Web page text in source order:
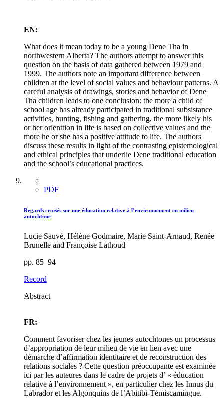
EN:
What does it mean today to be a young Dene Tha in
northwestern Alberta? The authors attempt to answer this
question on the basis of data gathered between 1979 and
1999. The authors note an important difference between
children at the level of social values and behaviour patterns. A
careful analysis of drawings, stories and behavior of Dene
Tha children leads to one conclusion: the more a child of
school age has already participated in traditional subsistance
activities, hunting, fishing and gathering, the more likely his
or her orienttion in life is based on collective values and the
more he or she has a positive attitude to life. The authors
discuss these results in light of the contrasting epistemological
and ethical principles that underlie Dene traditional education
and the school’s educational practices.
PDF
Regards croisés sur une éducation relative à l’environnement en milieu
autochtone
Lucie Sauvé, Hélène Godmaire, Marie Saint-Arnaud, Renée
Brunelle and Françoise Lathoud
pp. 85–94
Record
Abstract
FR:
Comment favoriser chez les jeunes autochtones un processus
d’appropriation de leur milieu de vie en lien avec une
démarche d’affirmation identitaire et de reconstruction des
relations sociales ? Cette question préoccupante est examinée
ici par les auteures dans le cadre de projets d’ « éducation
relative à l’environnement », en particulier chez les Innus du
Labrador et les Algonquins de l’Abitibi-Témiscamingue.